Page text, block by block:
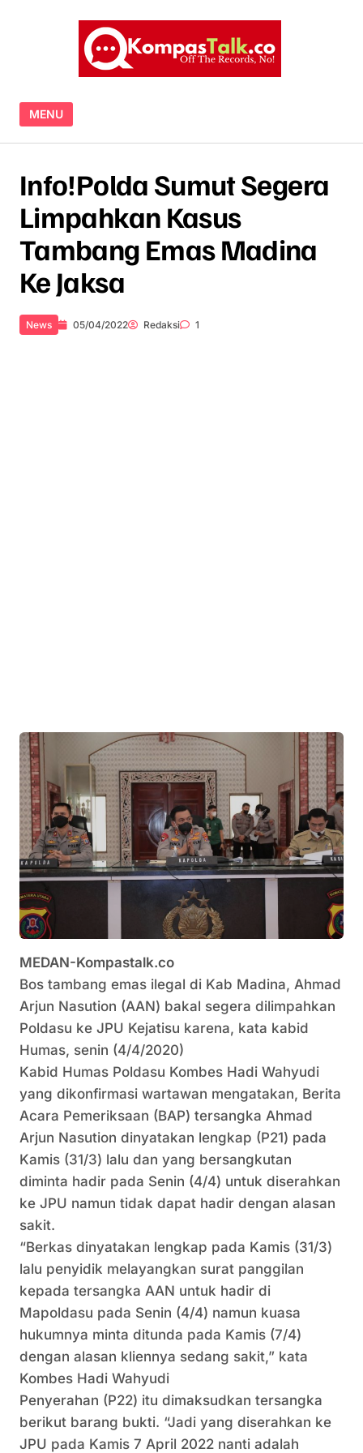
MENU
Info!Polda Sumut Segera
Limpahkan Kasus
Tambang Emas Madina
Ke Jaksa
News 05/04/2022 Redaksi 1
MEDAN-Kompastalk.co
Bos tambang emas ilegal di Kab Madina, Ahmad
Arjun Nasution (AAN) bakal segera dilimpahkan
Poldasu ke JPU Kejatisu karena, kata kabid
Humas, senin (4/4/2020)
Kabid Humas Poldasu Kombes Hadi Wahyudi
yang dikonfirmasi wartawan mengatakan, Berita
Acara Pemeriksaan (BAP) tersangka Ahmad
Arjun Nasution dinyatakan lengkap (P21) pada
Kamis (31/3) lalu dan yang bersangkutan
diminta hadir pada Senin (4/4) untuk diserahkan
ke JPU namun tidak dapat hadir dengan alasan
sakit.
“Berkas dinyatakan lengkap pada Kamis (31/3)
lalu penyidik melayangkan surat panggilan
kepada tersangka AAN untuk hadir di
Mapoldasu pada Senin (4/4) namun kuasa
hukumnya minta ditunda pada Kamis (7/4)
dengan alasan kliennya sedang sakit,” kata
Kombes Hadi Wahyudi
Penyerahan (P22) itu dimaksudkan tersangka
berikut barang bukti. “Jadi yang diserahkan ke
JPU pada Kamis 7 April 2022 nanti adalah